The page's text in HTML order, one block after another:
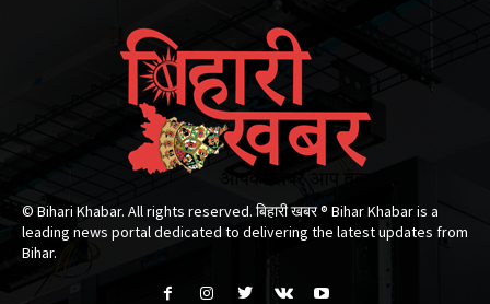
© Bihari Khabar. All rights reserved. बिहारी खबर ®​ Bihar Khabar is a
leading news portal dedicated to delivering the latest updates from
Bihar.